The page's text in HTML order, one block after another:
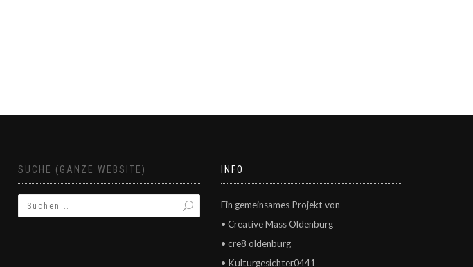
SUCHE (GANZE WEBSITE) INFO
Ein gemeinsames Projekt von
• Creative Mass Oldenburg
• cre8 oldenburg
• Kulturgesichter0441